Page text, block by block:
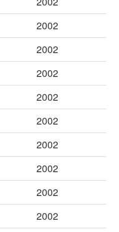
2002
2002
2002
2002
2002
2002
2002
2002
2002